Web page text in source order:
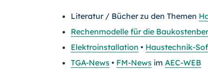
Literatur / Bücher zu den Themen
Rechenmodelle für die
Elektroinstallation • Haustechnik-
TGA-News • FM-News im AEC-WEB